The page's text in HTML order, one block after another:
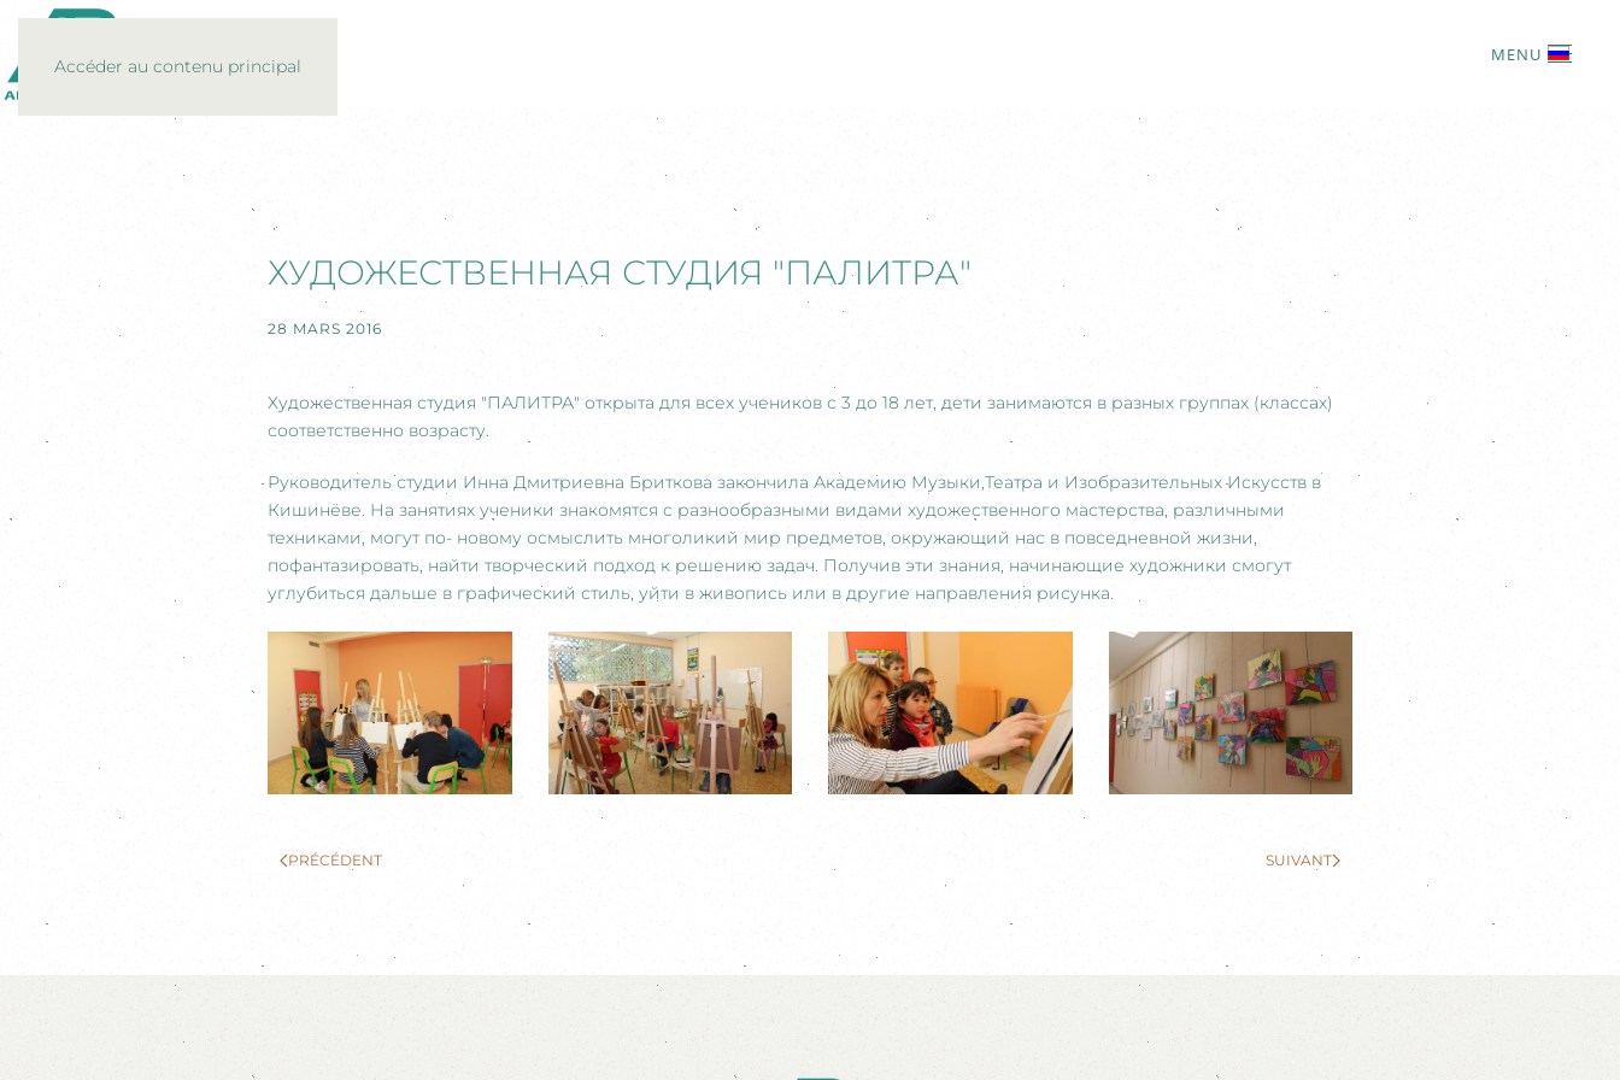
Accéder au contenu principal
MENU
ХУДОЖЕСТВЕННАЯ СТУДИЯ "ПАЛИТРА"
28 MARS 2016
Художественная студия "ПАЛИТРА" открыта для всех учеников с 3 до 18 лет, дети занимаются в разных группах (классах)
соответственно возрасту.
Руководитель студии Инна Дмитриевна Бриткова закончила Академию Музыки,Театра и Изобразительных Искусств в
Кишинёве. На занятиях ученики знакомятся с разнообразными видами художественного мастерства, различными
техниками, могут по- новому осмыслить многоликий мир предметов, окружающий нас в повседневной жизни,
пофантазировать, найти творческий подход к решению задач. Получив эти знания, начинающие художники смогут
углубиться дальше в графический стиль, уйти в живопись или в другие направления рисунка.
PRÉCÉDENT SUIVANT